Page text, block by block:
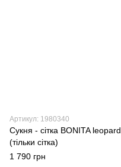
Артикул: 1980340
Сукня - сітка BONITA leopard
(тільки сітка)
1 790 грн